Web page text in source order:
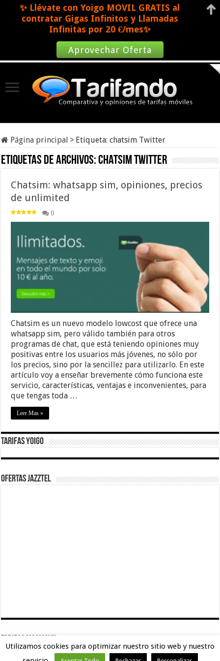
Página principal > Etiqueta:chatsim Twitter
Etiquetas de archivos:chatsim Twitter
Chatsim: whatsapp sim, opiniones, precios
de unlimited
0
Chatsim es un nuevo modelo lowcost que ofrece una
whatsapp sim, pero válido también para otros
programas de chat, que está teniendo opiniones muy
positivas entre los usuarios más jóvenes, no sólo por
los precios, sino por la sencillez para utilizarlo. En este
artículo voy a enseñar brevemente cómo funciona este
servicio, características, ventajas e inconvenientes, para
que tengas toda …
Leer Mas »
Tarifas Yoigo
Ofertas Jazztel
Utilizamos cookies para optimizar nuestro sitio web y nuestro
✨ Llévate con Yoigo MOVIL GRATIS al
contratar Gigas Infinitos y Llamadas
Infinitas por 20 €/mes✨
Aprovechar Oferta